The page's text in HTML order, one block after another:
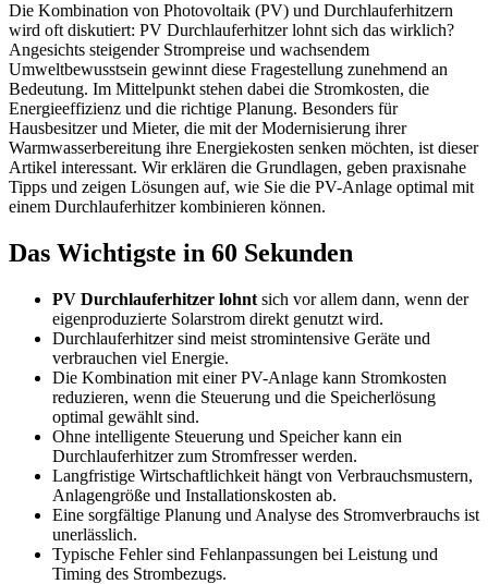
Die Kombination von Photovoltaik (PV) und Durchlauferhitzern
wird oft diskutiert: PV Durchlauferhitzer lohnt sich das wirklich?
Angesichts steigender Strompreise und wachsendem
Umweltbewusstsein gewinnt diese Fragestellung zunehmend an
Bedeutung. Im Mittelpunkt stehen dabei die Stromkosten, die
Energieeffizienz und die richtige Planung. Besonders für
Hausbesitzer und Mieter, die mit der Modernisierung ihrer
Warmwasserbereitung ihre Energiekosten senken möchten, ist dieser
Artikel interessant. Wir erklären die Grundlagen, geben praxisnahe
Tipps und zeigen Lösungen auf, wie Sie die PV-Anlage optimal mit
einem Durchlauferhitzer kombinieren können.
Das Wichtigste in 60 Sekunden
PV Durchlauferhitzer lohnt sich vor allem dann, wenn der
eigenproduzierte Solarstrom direkt genutzt wird.
Durchlauferhitzer sind meist stromintensive Geräte und
verbrauchen viel Energie.
Die Kombination mit einer PV-Anlage kann Stromkosten
reduzieren, wenn die Steuerung und die Speicherlösung
optimal gewählt sind.
Ohne intelligente Steuerung und Speicher kann ein
Durchlauferhitzer zum Stromfresser werden.
Langfristige Wirtschaftlichkeit hängt von Verbrauchsmustern,
Anlagengröße und Installationskosten ab.
Eine sorgfältige Planung und Analyse des Stromverbrauchs ist
unerlässlich.
Typische Fehler sind Fehlanpassungen bei Leistung und
Timing des Strombezugs.